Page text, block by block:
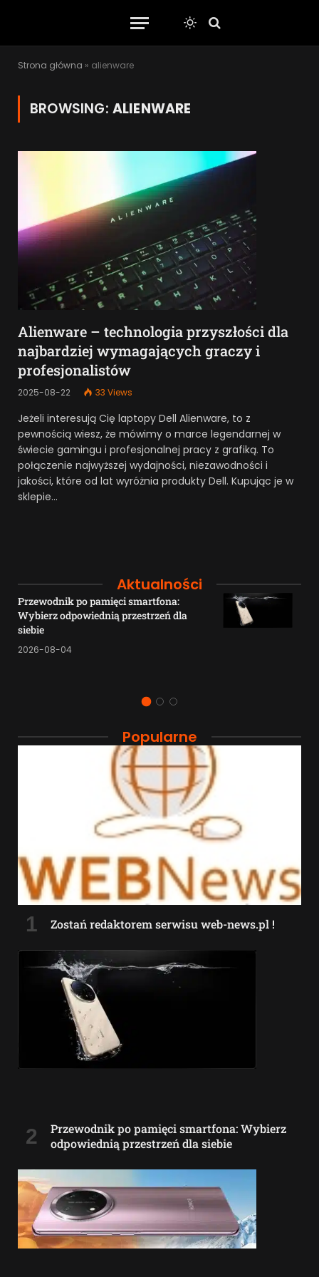
Strona główna » alienware
BROWSING: ALIENWARE
Alienware – technologia przyszłości dla
najbardziej wymagających graczy i
profesjonalistów
2025-08-22 33 Views
Jeżeli interesują Cię laptopy Dell Alienware, to z
pewnością wiesz, że mówimy o marce legendarnej w
świecie gamingu i profesjonalnej pracy z grafiką. To
połączenie najwyższej wydajności, niezawodności i
jakości, które od lat wyróżnia produkty Dell. Kupując je w
sklepie…
Aktualności
Przewodnik po pamięci smartfona:
Wybierz odpowiednią przestrzeń dla
siebie
2026-08-04
Popularne
Zostań redaktorem serwisu web-news.pl !
Przewodnik po pamięci smartfona: Wybierz
odpowiednią przestrzeń dla siebie